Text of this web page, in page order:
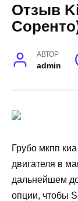
Отзыв
АВТОР
admin
Грубо мкпп
двигателя в
дальнейшем
опции, чтобы